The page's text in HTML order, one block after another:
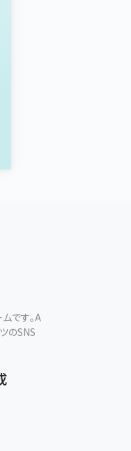
です。A
のSNS